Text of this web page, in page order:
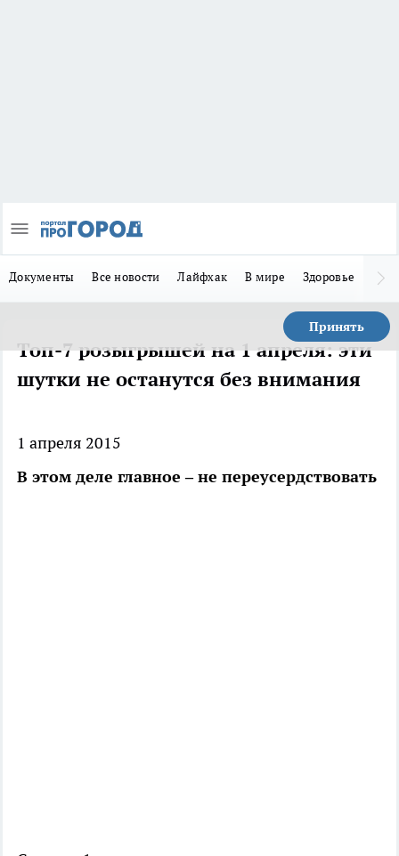
Документы Все новости Лайфхак В мире Здоровье
Принять
Топ-7 розыгрышей на 1 апреля: эти
шутки не останутся без внимания
1 апреля 2015
В этом деле главное – не переусердствовать